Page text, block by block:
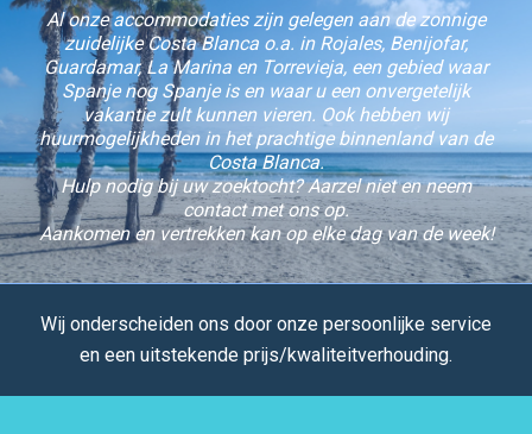
Al onze accommodaties zijn gelegen aan de zonnige
zuidelijke Costa Blanca o.a. in Rojales, Benijofar,
Guardamar, La Marina en Torrevieja, een gebied waar
Spanje nog Spanje is en waar u een onvergetelijk
vakantie zult kunnen vieren. Ook hebben wij
huurmogelijkheden in het prachtige binnenland van de
Costa Blanca.
Hulp nodig bij uw zoektocht? Aarzel niet en neem
contact met ons op.
Aankomen en vertrekken kan op elke dag van de week!
Wij onderscheiden ons door onze persoonlijke service
en een uitstekende prijs/kwaliteitverhouding.